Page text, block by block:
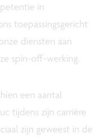
in
toepassingsgericht
diensten aan
spin-off-werking.
een aantal
tijdens zijn carrière
zijn geweest in de